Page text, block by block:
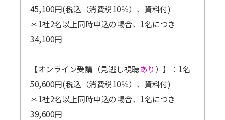
【本テーマ関連学協会での活動】
リチウムイオンバッテリーの蓄電容量を向上さ
せるシリコン負極、産廃シリコンスラッジ粉末
出版 クリーンエネルギー、Vol.32、No.4、
pp.63-69、2023年
シリコン負極への金属被覆でリチウムイオンバ
ッテリーのサイクル寿命を劇的に改善、産廃シ
45,100円(税込（消費税10％）、資料付)
＊1社2名以上同時申込の場合、1名につき
34,100円
【オンライン受講（見逃し視聴あり ）】：1名
50,600円(税込（消費税10％）、資料付)
＊1社2名以上同時申込の場合、1名につき
39,600円